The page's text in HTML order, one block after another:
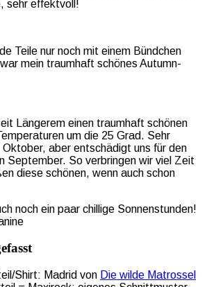
sehr effektvoll!
Teile nur noch mit einem Bündchen
mein traumhaft schönes Autumn-
Längerem einen traumhaft schönen
um die 25 Grad. Sehr
Oktober, aber entschädigt uns für den
September. So verbringen wir viel Zeit
diese schönen, wenn auch schon
noch ein paar chillige Sonnenstunden!
Shirt: Madrid von Die wilde Matrossel